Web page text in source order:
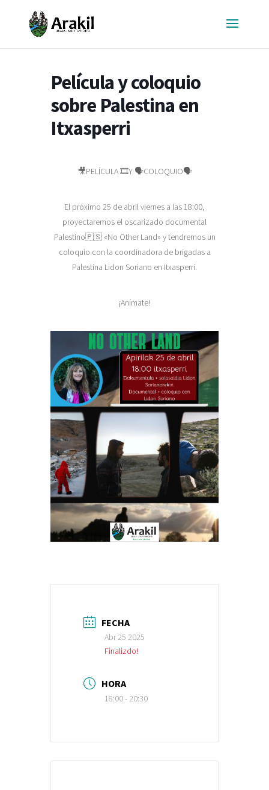
Película y coloquio
sobre Palestina en
Itxasperri
🎥PELÍCULA 🎞️Y 🗣️COLOQUIO🗣️
El próximo 25 de abril viernes a las 18:00,
proyectaremos el oscarizado documental
Palestino🇵🇸 «No Other Land» y tendremos un
coloquio con la coordinadora de brigadas a
Palestina Lidon Soriano en Itxasperri.
¡Anímate!
FECHA
Abr 25 2025
Finalizdo!
HORA
18:00 - 20:30